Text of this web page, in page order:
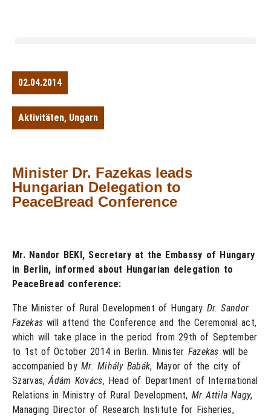
02.04.2014
Aktivitäten, Ungarn
Minister Dr. Fazekas leads
Hungarian Delegation to
PeaceBread Conference
Mr. Nandor BEKI, Secretary at the Embassy of Hungary
in Berlin, informed about Hungarian delegation to
PeaceBread conference:
The Minister of Rural Development of Hungary Dr. Sandor
Fazekas will attend the Conference and the Ceremonial act,
which will take place in the period from 29th of September
to 1st of October 2014 in Berlin. Minister Fazekas will be
accompanied by Mr. Mihály Babák, Mayor of the city of
Szarvas,Ádám Kovács, Head of Department of International
Relations in Ministry of Rural Development, Mr Attila Nagy,
Managing Director of Research Institute for Fisheries,